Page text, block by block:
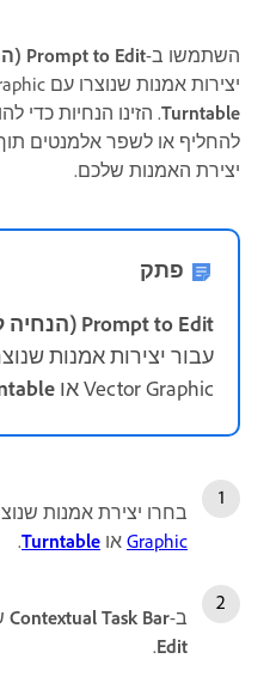
השתמשו ב-Prompt to Edit (הנחיה לעריכה)
יצירות אמנות שנוצרו עם Text to Vector Graphic או
Turntable. הזינו הנחיות כדי
להחליף או לשפר אלמנטים
יצירת האמנות שלכם.
פתק
Prompt to Edit (הנחיה לעריכה)
Vector Graphic או
בחרו יצירת אמנות
Graphic או Turntable
.
ב-Contextual Task Bar
Edit
.